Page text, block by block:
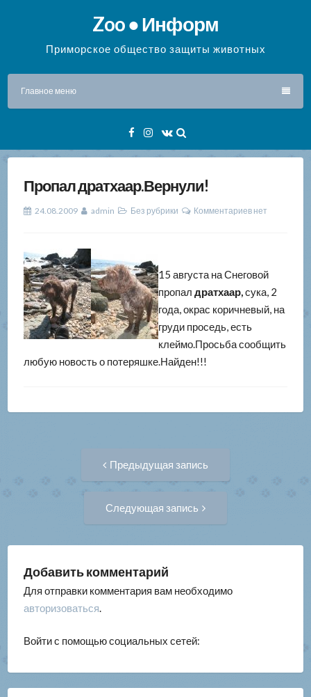
содержимому
Zoo ● Информ
Приморское общество защиты животных
Главное меню
Facebook
Instagram
VK
Пропал дратхаар.Вернули!
24.08.2009 admin Без рубрики Комментариев нет
15 августа на Снеговой
пропал дратхаар,сука, 2
года, окрас коричневый, на
груди проседь, есть
клеймо.Просьба сообщить
любую новость о потеряшке.Найден!!!
Навигация
записям
Предыдущая запись
Следующая запись
Добавить комментарий
Для отправки комментария вам необходимо
авторизоваться.
Войти с помощью социальных сетей: